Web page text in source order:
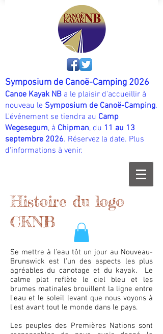
Symposium de Canoë-Camping 2026
Canoe Kayak NB a le plaisir d'accueillir à
nouveau le Symposium de Canoë-Camping.
L'événement se tiendra au Camp
Wegesegum, à Chipman, du 11 au 13
septembre 2026. Réservez la date. Plus
d'informations à venir.
Histoire du logo
CKNB
Se mettre à l'eau tôt un jour au Nouveau-
Brunswick est l'un des aspects les plus
agréables du canotage et du kayak. Le
calme plat reflète le ciel bleu et les
brumes matinales brouillent la ligne entre
l'eau et le soleil levant que nous voyons à
l'est avant tout le monde dans le pays.
Les peuples des Premières Nations sont